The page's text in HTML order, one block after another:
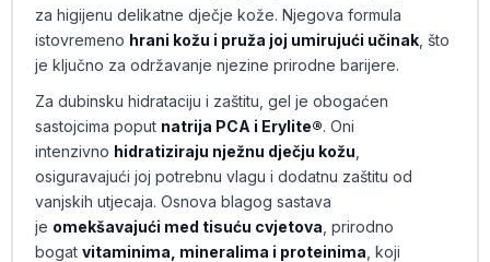
za higijenu delikatne dječje kože. Njegova formula
istovremeno hrani kožu i pruža joj umirujući učinak, što
je ključno za održavanje njezine prirodne barijere.
Za dubinsku hidrataciju i zaštitu, gel je obogaćen
sastojcima poput natrija PCA i Erylite®. Oni
intenzivno hidratiziraju nježnu dječju kožu
osiguravajući joj potrebnu vlagu i dodatnu zaštitu od
vanjskih utjecaja. Osnova blagog sastava
je omekšavajući med tisuću cvjetova , prirodno
bogat vitaminima, mineralima i proteinima , koji